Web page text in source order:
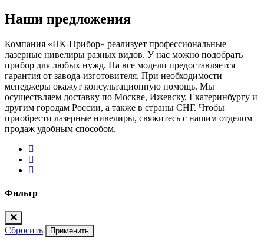
Наши предложения
Компания «НК-Прибор» реализует профессиональные
лазерные нивелиры разных видов. У нас можно подобрать
прибор для любых нужд. На все модели предоставляется
гарантия от завода-изготовителя. При необходимости
менеджеры окажут консультационную помощь. Мы
осуществляем доставку по Москве, Ижевску, Екатеринбургу и
другим городам России, а также в страны СНГ. Чтобы
приобрести лазерные нивелиры, свяжитесь с нашим отделом
продаж удобным способом.
Фильтр
Сбросить Применить